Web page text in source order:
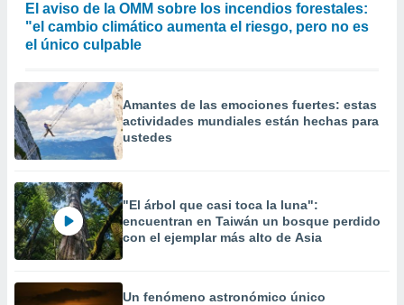
El aviso de la OMM sobre los incendios forestales:
"el cambio climático aumenta el riesgo, pero no es
el único culpable
Amantes de las emociones fuertes: estas
actividades mundiales están hechas para
ustedes
"El árbol que casi toca la luna":
encuentran en Taiwán un bosque perdido
con el ejemplar más alto de Asia
Un fenómeno astronómico único